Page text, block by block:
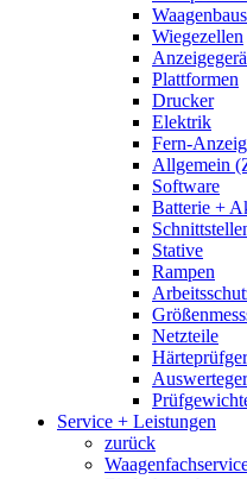
Wiegezellen
Plattformen
Drucker
Elektrik
Fern-
Allgemein
Software
Batterie +
Stative
Rampen
Netzteile
Service + Leistungen
zurück